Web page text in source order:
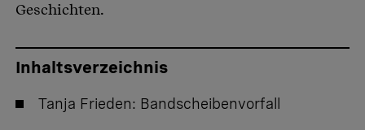
Geschichten.
Inhaltsverzeichnis
Tanja Frieden: Bandscheibenvorfall